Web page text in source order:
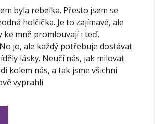
byla rebelka. Přesto jsem se
holčička. Je to zajímavé, ale
ke mně promlouvají i teď,
jo, ale každý potřebuje dostávat
lásky. Neučí nás, jak milovat
kolem nás, a tak jsme všichni
vyprahlí